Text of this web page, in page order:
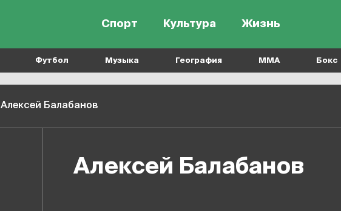
Спорт Культура Жизнь
Футбол Музыка География MMA Бокс
Алексей Балабанов
Алексей Балабанов